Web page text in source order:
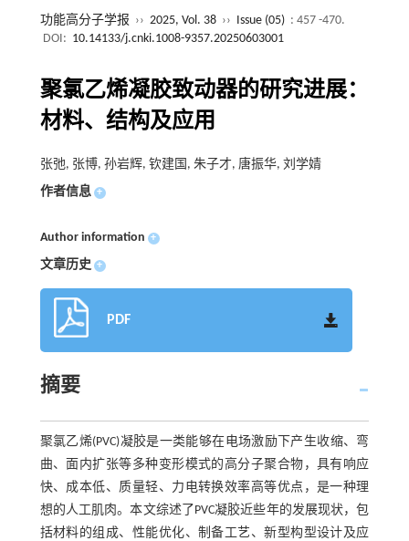
功能高分子学报 ›› 2025, Vol. 38 ›› Issue (05) : 457 -470.
DOI: 10.14133/j.cnki.1008-9357.20250603001
聚氯乙烯凝胶致动器的研究进展：
材料、结构及应用
张弛, 张博, 孙岩辉, 钦建国, 朱子才, 唐振华, 刘学婧
作者信息 +
Author information +
文章历史 +
PDF
摘要
聚氯乙烯(PVC)凝胶是一类能够在电场激励下产生收缩、弯
曲、面内扩张等多种变形模式的高分子聚合物，具有响应
快、成本低、质量轻、力电转换效率高等优点，是一种理
想的人工肌肉。本文综述了PVC凝胶近些年的发展现状，包
括材料的组成、性能优化、制备工艺、新型构型设计及应